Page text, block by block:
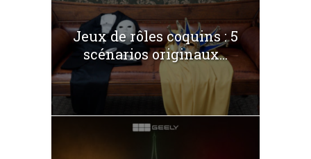
Jeux de rôles coquins : 5
scénarios originaux...